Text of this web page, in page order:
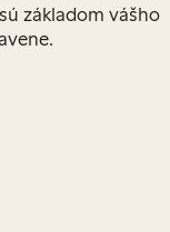
základom vášho